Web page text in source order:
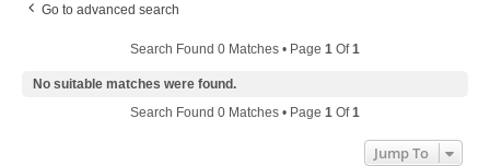
Go to advanced search
Search Found 0 Matches • Page 1 Of1
No suitable matches were found.
Search Found 0 Matches • Page 1 Of1
Jump To